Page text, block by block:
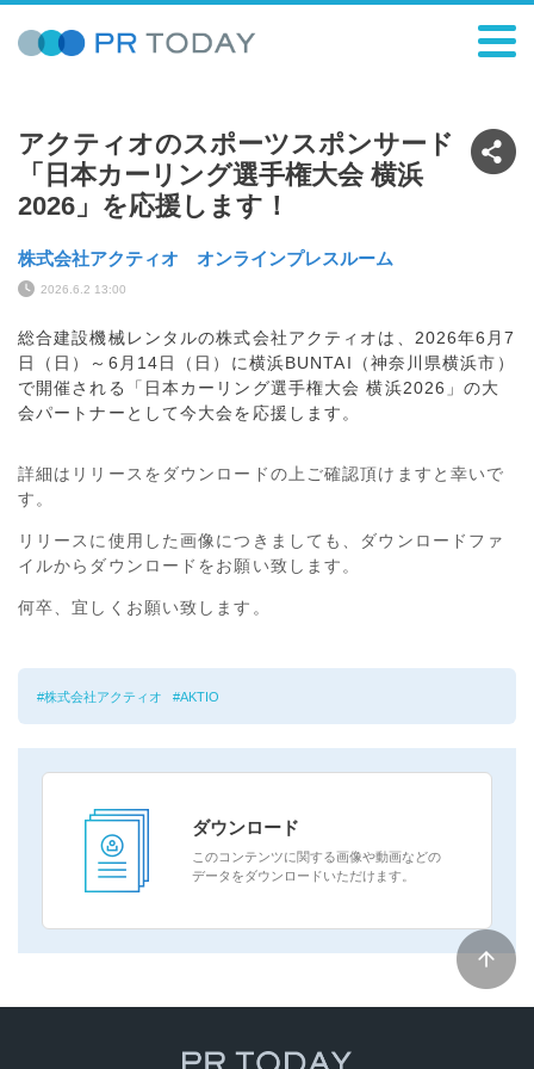
アクティオのスポーツスポンサード
「日本カーリング選手権大会 横浜
2026」を応援します！
株式会社アクティオ オンラインプレスルーム
2026.6.2 13:00
総合建設機械レンタルの株式会社アクティオは、2026年6月7
日（日）～6月14日（日）に横浜BUNTAI（神奈川県横浜市）
で開催される「日本カーリング選手権大会 横浜2026」の大
会パートナーとして今大会を応援します。
詳細はリリースをダウンロードの上ご確認頂けますと幸いで
す。
リリースに使用した画像につきましても、ダウンロードファ
イルからダウンロードをお願い致します。
何卒、宜しくお願い致します。
株式会社アクティオ AKTIO
ダウンロード
このコンテンツに関する画像や動画などの
データをダウンロードいただけます。